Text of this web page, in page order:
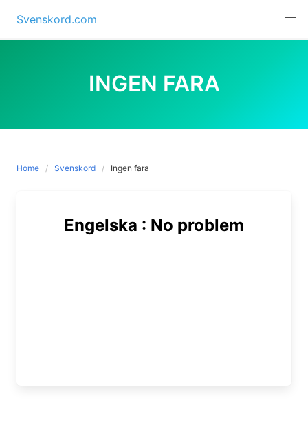
content
Svenskord.com
INGEN FARA
Home Svenskord Ingen fara
Engelska : No problem